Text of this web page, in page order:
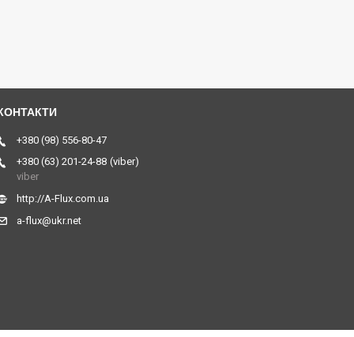
+380 (98) 556-80-47
+380 (63) 201-24-88 viber
viber
http://A-Flux.com.ua
a-flux@ukr.net